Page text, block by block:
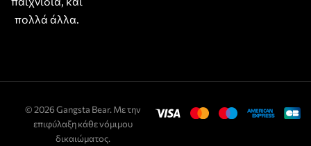
πολλά άλλα.
© 2026 Gangsta Bear. Με την
επιφύλαξη κάθε νόμιμου
δικαιώματος.